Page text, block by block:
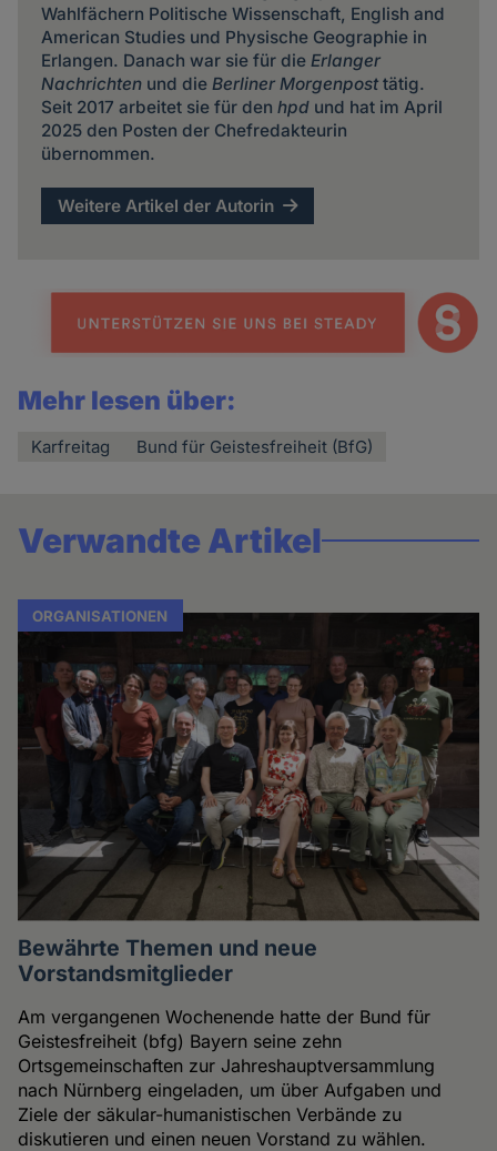
Wahlfächern Politische Wissenschaft, English and
American Studies und Physische Geographie in
Erlangen. Danach war sie für die Erlanger
Nachrichtenund die Berliner Morgenposttätig.
Seit 2017 arbeitet sie für den hpdund hat im April
2025 den Posten der Chefredakteurin
übernommen.
Weitere Artikel der Autorin
Mehr lesen über:
Karfreitag Bund für Geistesfreiheit (BfG)
Verwandte Artikel
ORGANISATIONEN
Bewährte Themen und neue
Vorstandsmitglieder
Am vergangenen Wochenende hatte der Bund für
Geistesfreiheit (bfg) Bayern seine zehn
Ortsgemeinschaften zur Jahreshauptversammlung
nach Nürnberg eingeladen, um über Aufgaben und
Ziele der säkular-humanistischen Verbände zu
diskutieren und einen neuen Vorstand zu wählen.